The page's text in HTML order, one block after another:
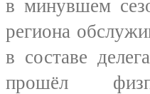
в минувшем
региона
в составе
прошёл